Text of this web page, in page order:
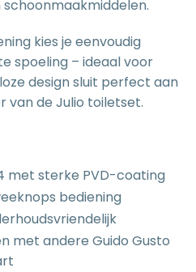
kies je eenvoudig
spoeling – ideaal voor
design sluit perfect aan
van de Julio toiletset.
met sterke PVD-coating
bediening
met andere Guido Gusto